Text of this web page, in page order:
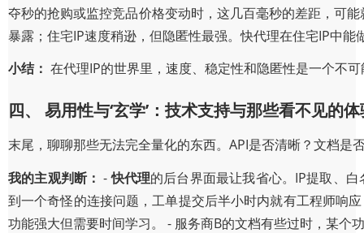
夺秒的抢购或监控竞品价格变动时，这几百毫秒的差距，可
暴露；住宅IP速度稍逊，但隐匿性最强。快代理在住宅IP中
小结： 在代理IP的世界里，速度、稳定性和隐匿性是一个不
四、 易用性与‘玄学’：技术支持与那些看不见的
末尾，聊聊那些无法完全量化的东西。API是否清晰？文档是
我的主观判断： -快代理的后台界面最让我省心。IP提取、
到一个奇怪的连接问题，工单提交后半小时内就有工程师响
功能强大但需要时间学习。 - 服务商B的文档有些过时，某个